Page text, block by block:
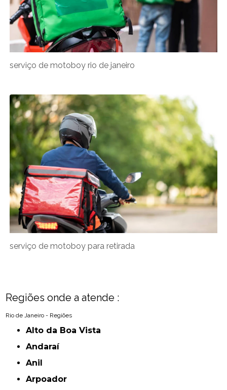
serviço de motoboy rio de janeiro
serviço de motoboy para retirada
Regiões onde a atende :
Rio de Janeiro - Regiões
Alto da Boa Vista
Andaraí
Anil
Arpoador